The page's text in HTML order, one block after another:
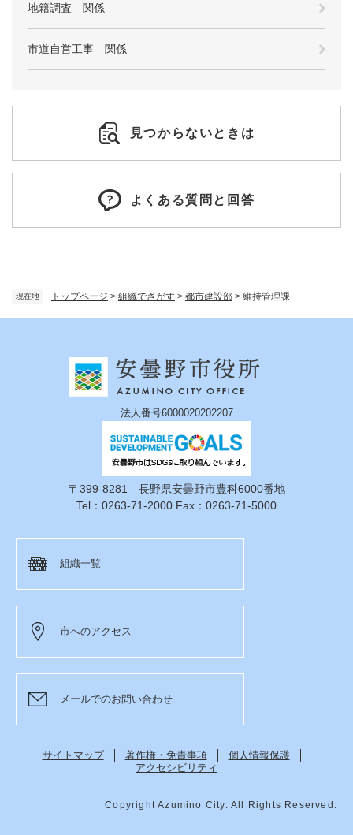
現在地 トップページ > 組織でさがす > 都市建設部 > 維持管理課
地籍調査 関係
市道自営工事 関係
見つからないときは
よくある質問と回答
法人番号6000020202207
〒399-8281 長野県安曇野市豊科6000番地
Tel：0263-71-2000 Fax：0263-71-5000
組織一覧
市へのアクセス
メールでのお問い合わせ
サイトマップ 著作権・免責事項
個人情報保護
アクセシビリティ
Copyright Azumino City. All Rights Reserved.